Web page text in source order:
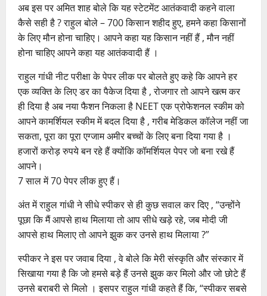
अब इस पर अमित शाह बोले कि यह स्टेटमेंट आतंकवादी कहने वाला
कैसे सही है ? राहुल बोले – 700 किसान शहीद हुए, हमने कहा किसानों
के लिए मौन होना चाहिए। आपने कहा यह किसान नहीं हैं , मौन नहीं
होना चाहिए आपने कहा यह आतंकवादी हैं ।
राहुल गांधी नीट परीक्षा के पेपर लीक पर बोलते हुए कहे कि आपने हर
एक व्यक्ति के लिए डर का पैकेज दिया है , रोजगार तो आपने खत्म कर
ही दिया है अब नया फैशन निकला है NEET एक प्रोफेशनल स्कीम को
आपने कामर्शियल स्कीम में बदल दिया है , गरीब मेडिकल कॉलेज नहीं जा
सकता, पूरा का पूरा एग्जाम अमीर बच्चों के लिए बना दिया गया है ।
हजारों करोड़ रुपये बन रहे हैं क्योंकि कॉमर्शियल पेपर जो बना रखे हैं
आपने।
7 साल में 70 पेपर लीक हुए हैं।
अंत में राहुल गांधी ने सीधे स्पीकर से ही कुछ सवाल कर दिए , “उन्होंने
पूछा कि मैं आपसे हाथ मिलाया तो आप सीधे खड़े रहे, जब मोदी जी
आपसे हाथ मिलाए तो आपने झुक कर उनसे हाथ मिलाया ?”
स्पीकर ने इस पर जवाब दिया , वे बोले कि मेरी संस्कृति और संस्कार में
सिखाया गया है कि जो हमसे बड़े हैं उनसे झुक कर मिलो और जो छोटे हैं
उनसे बराबरी से मिलो । इसपर राहुल गांधी कहते हैं कि, “स्पीकर सबसे